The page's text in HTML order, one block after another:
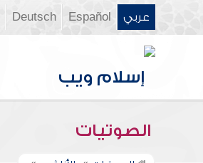
عربي Español
Deutsch
الصوتيات